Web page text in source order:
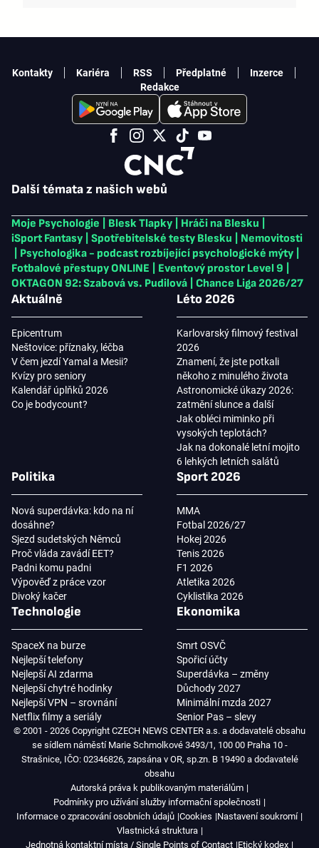
Další témata z našich webů
Moje Psychologie Blesk Tlapky Hráči na Blesku
iSport Fantasy
Spotřebitelské testy Blesku
Nemovitosti
Psychologika - podcast rozbíjející psychologické mýty
Fotbalové přestupy ONLINE
Eventový prostor Level 9
OKTAGON 92: Szabová vs. Pudilová
Chance Liga 2026/27
Aktuálně
Epicentrum
Neštovice: příznaky, léčba
V čem jezdí Yamal a Mesii?
Kvízy pro seniory
Kalendář úplňků 2026
Co je bodycount?
Léto 2026
Karlovarský filmový festival
2026
Znamení, že jste potkali
někoho z minulého života
Astronomické úkazy 2026:
zatmění slunce a další
Jak obléci miminko při
vysokých teplotách?
Jak na dokonalé letní mojito
6 lehkých letních salátů
Politika
Nová superdávka: kdo na ní
dosáhne?
Sjezd sudetských Němců
Proč vláda zavádí EET?
Padni komu padni
Výpověď z práce vzor
Divoký kačer
Sport 2026
MMA
Fotbal 2026/27
Hokej 2026
Tenis 2026
F1 2026
Atletika 2026
Cyklistika 2026
Technologie
SpaceX na burze
Nejlepší telefony
Nejlepší AI zdarma
Nejlepší chytré hodinky
Nejlepší VPN – srovnání
Netflix filmy a seriály
Ekonomika
Smrt OSVČ
Spořicí účty
Superdávka – změny
Důchody 2027
Minimální mzda 2027
Senior Pas – slevy
Kontakty Kariéra RSS Předplatné
Inzerce
Redakce
© 2001 - 2026 Copyright CZECH NEWS CENTER a.s. a dodavatelé obsahu
se sídlem náměstí Marie Schmolkové 3493/1, 100 00 Praha 10 -
Strašnice, IČO: 02346826, zapsána v OR, sp.zn. B 19490 a dodavatelé
obsahu
Autorská práva k publikovaným materiálům
Podmínky pro užívání služby informační společnosti
Informace o zpracování osobních údajů Cookies Nastavení soukromí
Vlastnická struktura
Jednotná kontaktní místa / Single Points of Contact Etický kodex